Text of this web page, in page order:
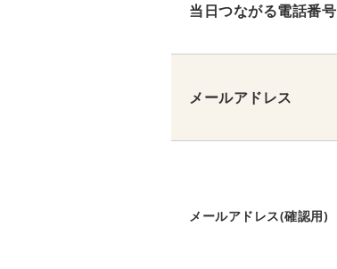
当日つながる電話番号
メールアドレス
メールアドレス(確認用)